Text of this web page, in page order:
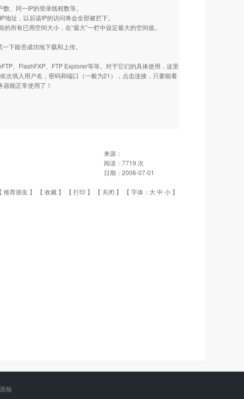
、同一IP的登录线程数等。
址，以后该IP的访问将会全部被拦下。
所有已用空间大小，在“最大”一栏中设定最大的空间值。
下能否成功地下载和上传。
、FlashFXP、FTP Explorer等等。对于它们的具体使用，这里
次填入用户名，密码和端口（一般为21），点击连接，只要能看
能正常使用了！
来源：
阅读： 7719 次
日期： 2006-07-01
推荐朋友 】 【 收藏 】 【 打印 】 【 关闭 】 【 字体： 大中 小 】
板